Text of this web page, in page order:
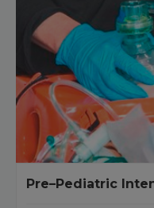
Pre–Pediatric